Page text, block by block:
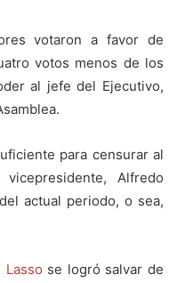
votaron a favor de
votos menos de los
al jefe del Ejecutivo,
para censurar al
Alfredo
actual periodo, o sea,
Lasso se logró salvar de